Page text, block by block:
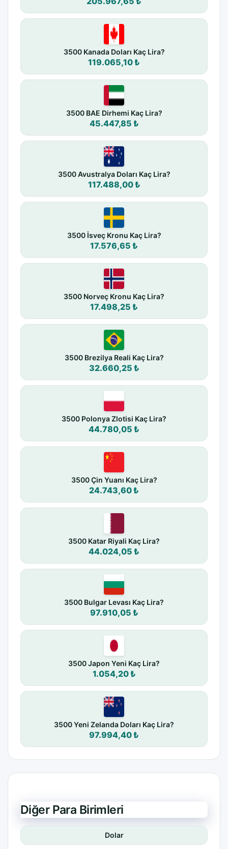
3500 Kanada Doları Kaç Lira?
119.065,10 ₺
3500 BAE Dirhemi Kaç Lira?
45.447,85 ₺
3500 Avustralya Doları Kaç Lira?
117.488,00 ₺
3500 İsveç Kronu Kaç Lira?
17.576,65 ₺
3500 Norveç Kronu Kaç Lira?
17.498,25 ₺
3500 Brezilya Reali Kaç Lira?
32.660,25 ₺
3500 Polonya Zlotisi Kaç Lira?
44.780,05 ₺
3500 Çin Yuanı Kaç Lira?
24.743,60 ₺
3500 Katar Riyali Kaç Lira?
44.024,05 ₺
3500 Bulgar Levası Kaç Lira?
97.910,05 ₺
3500 Japon Yeni Kaç Lira?
1.054,20 ₺
3500 Yeni Zelanda Doları Kaç Lira?
97.994,40 ₺
Diğer Para Birimleri
Dolar